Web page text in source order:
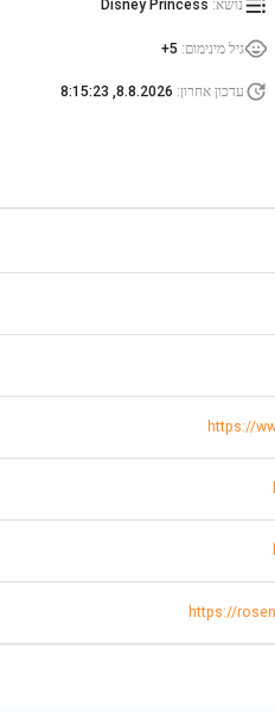
נושא:
Disney Princess
גיל מינימום:
5+
עדכון אחרון:
8.8.2026, 8:15:23
https://